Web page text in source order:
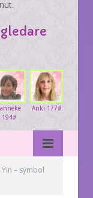
Anki 177#
194#
– symbol